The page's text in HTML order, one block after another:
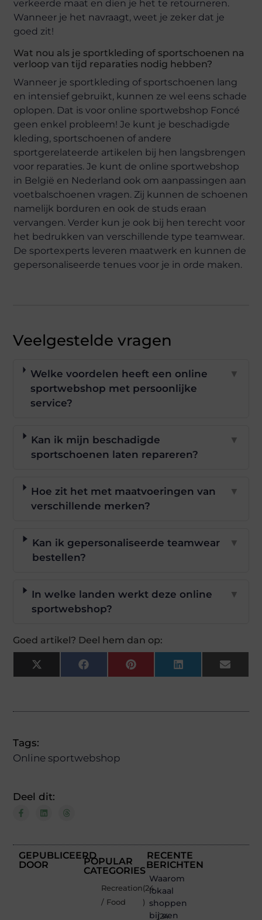
verkeerde maat en dien je het te retourneren.
Wanneer je het navraagt, weet je zeker dat je
goed zit!
Wat nou als je sportkleding of sportschoenen na
verloop van tijd reparaties nodig hebben?
Wanneer je sportkleding of sportschoenen lang
en intensief gebruikt, kunnen ze wel eens schade
oplopen. Dat is voor online sportwebshop Foncé
geen enkel probleem! Je kunt je beschadigde
kleding, sportschoenen of andere
sportgerelateerde artikelen bij hen langsbrengen
voor reparaties. Je kunt de online sportwebshop
in België en Nederland ook om aanpassingen aan
voetbalschoenen vragen. Zij kunnen de schoenen
namelijk borduren en ook de studs eraan
vervangen. Verder kun je ook bij hen terecht voor
het bedrukken van verschillende type teamwear.
De sportexperts leveren maatwerk en kunnen de
gepersonaliseerde tenues voor je in orde maken.
Veelgestelde vragen
Welke voordelen heeft een online
sportwebshop met persoonlijke
service?
▼
Kan ik mijn beschadigde
sportschoenen laten repareren?
▼
Hoe zit het met maatvoeringen van
verschillende merken?
▼
Kan ik gepersonaliseerde teamwear
bestellen?
▼
In welke landen werkt deze online
sportwebshop?
▼
Goed artikel? Deel hem dan op:
X
(Twitter)
FacebookPinterestLinkedInEmail
Tags:
Online sportwebshop
Deel dit:
GEPUBLICEERD
DOOR
POPULAR
CATEGORIES
Recreation
/ Food
(24
)
(24
RECENTE
BERICHTEN
Waarom
lokaal
shoppen
bij een